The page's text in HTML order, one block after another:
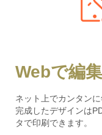
Webで編
ネット上でカンタン
完成したデザインは
タで印刷できます。